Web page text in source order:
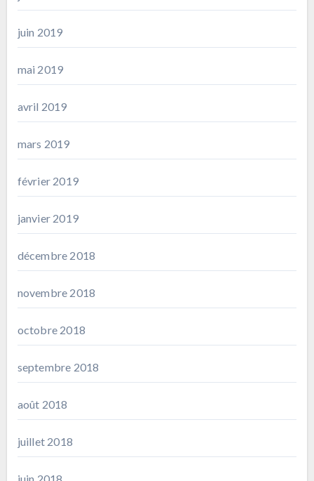
juin 2019
mai 2019
avril 2019
mars 2019
février 2019
janvier 2019
décembre 2018
novembre 2018
octobre 2018
septembre 2018
août 2018
juillet 2018